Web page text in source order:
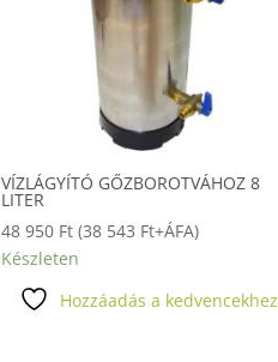
VÍZLÁGYÍTÓ GŐZBOROTVÁHOZ 8
LITER
48 950 Ft (38 543 Ft+ÁFA)
Készleten
Hozzáadás a kedvencekhez